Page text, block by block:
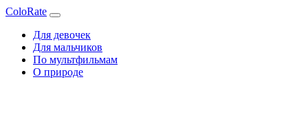
ColoRate
Для девочек
Для мальчиков
По мультфильмам
О природе